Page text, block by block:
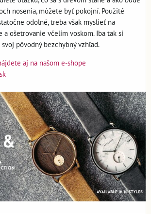
nosenia, môžete byť pokojní. Použité
odolné, treba však myslieť na
a ošetrovanie včelím voskom. Iba tak si
pôvodný bezchybný vzhľad.
aj na našom e-shope